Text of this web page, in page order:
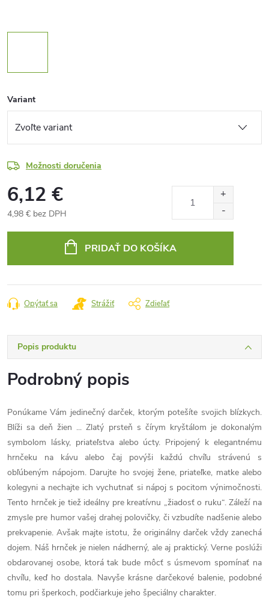
Variant
Možnosti doručenia
6,12 €
4,98 € bez DPH
PRIDAŤ DO KOŠÍKA
Opýtať sa Strážiť Zdieľať
Popis produktu
Podrobný popis
Ponúkame Vám jedinečný darček, ktorým potešíte svojich blízkych.
Blíži sa deň žien ... Zlatý prsteň s čírym kryštálom je dokonalým
symbolom lásky, priateľstva alebo úcty. Pripojený k elegantnému
hrnčeku na kávu alebo čaj povýši každú chvíľu strávenú s
obľúbeným nápojom. Darujte ho svojej žene, priateľke, matke alebo
kolegyni a nechajte ich vychutnať si nápoj s pocitom výnimočnosti.
Tento hrnček je tiež ideálny pre kreatívnu „žiadosť o ruku“. Záleží na
zmysle pre humor vašej drahej polovičky, či vzbudíte nadšenie alebo
prekvapenie. Avšak majte istotu, že originálny darček vždy zanechá
dojem. Náš hrnček je nielen nádherný, ale aj praktický. Verne poslúži
obdarovanej osobe, ktorá tak bude môcť s úsmevom spomínať na
chvíľu, keď ho dostala. Navyše krásne darčekové balenie, podobné
tomu pri šperkoch, podčiarkuje jeho špeciálny charakter.